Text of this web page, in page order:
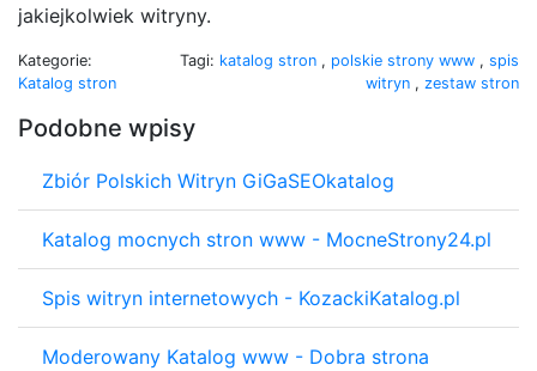
jakiejkolwiek witryny.
Kategorie:
Katalog stron
Tagi: katalog stron , polskie strony www , spis
witryn , zestaw stron
Podobne wpisy
Zbiór Polskich Witryn GiGaSEOkatalog
Katalog mocnych stron www - MocneStrony24.pl
Spis witryn internetowych - KozackiKatalog.pl
Moderowany Katalog www - Dobra strona